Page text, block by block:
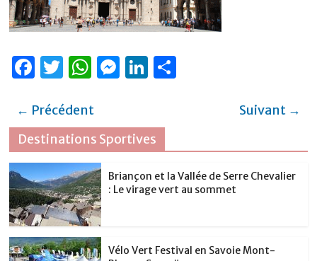
F
c
e
b
o
o
k
T
it
te
r
W
at
s
A
p
p
M
e
n
g
Li
e
dI
n
er
← Précédent
Suivant →
Destinations Sportives
Briançon et la Vallée de Serre Chevalier
: Le virage vert au sommet
Vélo Vert Festival en Savoie Mont-